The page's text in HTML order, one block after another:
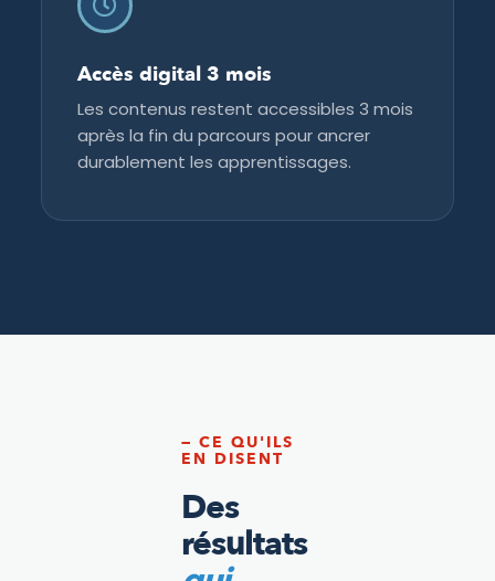
Accès digital 3 mois
Les contenus restent accessibles 3 mois
après la fin du parcours pour ancrer
durablement les apprentissages.
— CE QU'ILS
EN DISENT
Des
résultats